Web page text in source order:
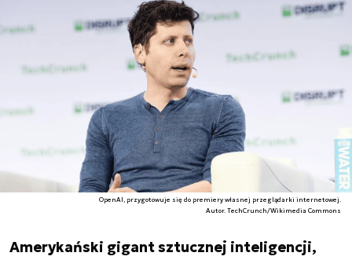
OpenAI, przygotowuje się do premiery własnej przeglądarki internetowej.
Autor. TechCrunch/Wikimedia Commons
Amerykański gigant sztucznej inteligencji,